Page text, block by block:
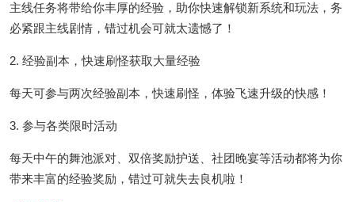
主线任务将带给你丰厚的经验，助你快速解锁新系统和玩法，务
必紧跟主线剧情，错过机会可就太遗憾了！
2. 经验副本，快速刷怪获取大量经验
每天可参与两次经验副本，快速刷怪，体验飞速升级的快感！
3. 参与各类限时活动
每天中午的舞池派对、双倍奖励护送、社团晚宴等活动都将为你
带来丰富的经验奖励，错过可就失去良机啦！